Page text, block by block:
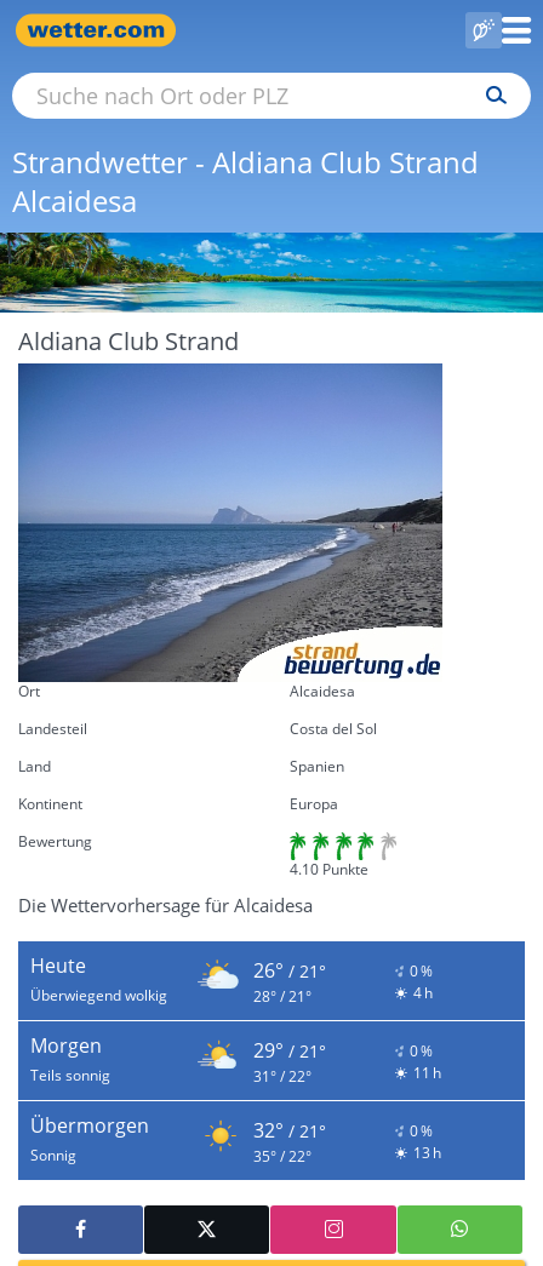
Strandwetter - Aldiana Club Strand
Alcaidesa
Aldiana Club Strand
Ort
Landesteil
Land
Kontinent
Bewertung
Alcaidesa
Costa del Sol
Spanien
Europa
4.10 Punkte
Die Wettervorhersage für Alcaidesa
Heute
Überwiegend wolkig
26° / 21°
28° / 21°
0 %
4 h
Morgen
Teils sonnig
29° / 21°
31° / 22°
0 %
11 h
Übermorgen
Sonnig
32° / 21°
35° / 22°
0 %
13 h